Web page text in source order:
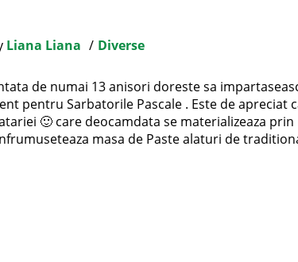
Liana Liana Diverse
de numai 13 anisori doreste sa
pentru Sarbatorile Pascale . Este de apreciat
🙂 care deocamdata se materializeaza
masa de Paste alaturi de